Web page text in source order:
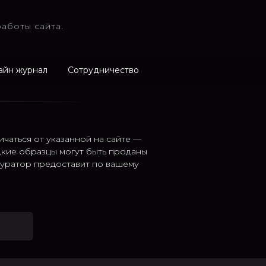
сайта.
журнал Сотрудничество
от указанной на сайте —
образцы могут быть проданы
предоставит по вашему